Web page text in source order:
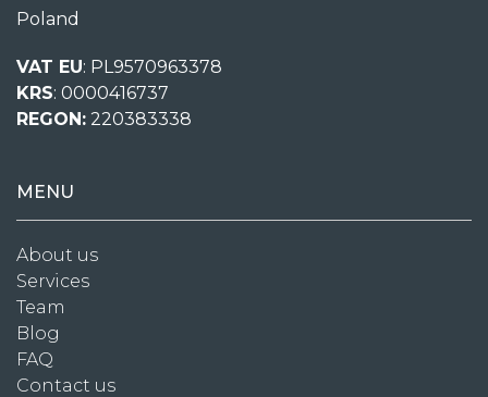
Poland
VAT EU: PL9570963378
KRS: 0000416737
REGON: 220383338
MENU
About us
Services
Team
Blog
FAQ
Contact us